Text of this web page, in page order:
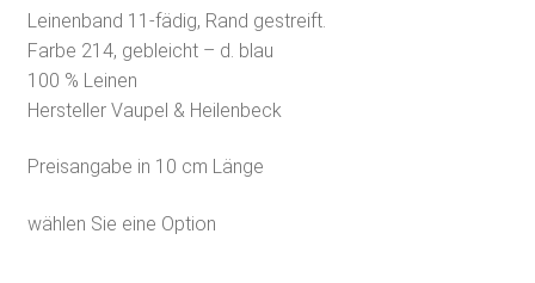
Leinenband 11-fädig, Rand gestreift.
Farbe 214, gebleicht – d. blau
100 % Leinen
Hersteller Vaupel & Heilenbeck
Preisangabe in 10 cm Länge
wählen Sie eine Option